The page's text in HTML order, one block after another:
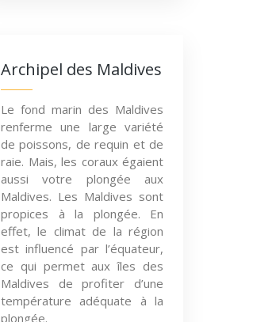
Archipel des Maldives
Le fond marin des Maldives
renferme une large variété
de poissons, de requin et de
raie. Mais, les coraux égaient
aussi votre plongée aux
Maldives. Les Maldives sont
propices à la plongée. En
effet, le climat de la région
est influencé par l’équateur,
ce qui permet aux îles des
Maldives de profiter d’une
température adéquate à la
plongée.